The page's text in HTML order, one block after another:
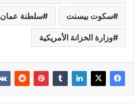
سكوت بيسنت سلطنة عمان
وزارة الخزانة الأمريكية